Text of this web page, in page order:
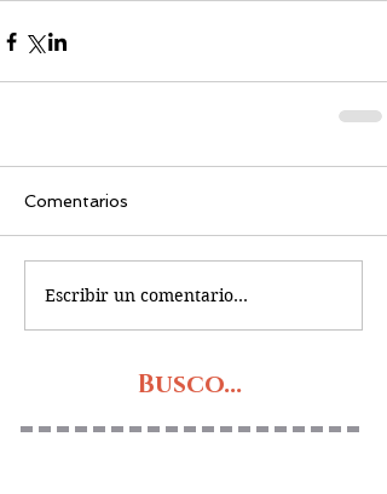
Comentarios
Escribir un comentario...
Busco...